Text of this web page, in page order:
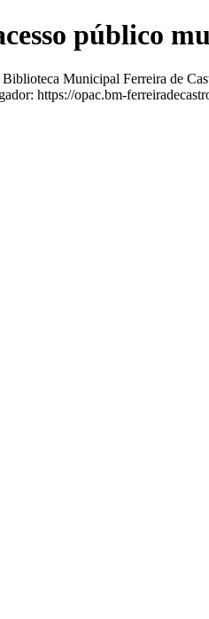
público
Municipal Ferreira de
https://opac.bm-